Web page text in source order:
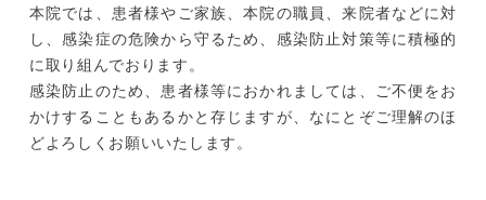
本院では、患者様やご家族、本院の職員、来院者などに対
し、感染症の危険から守るため、感染防止対策等に積極的
に取り組んでおります。
感染防止のため、患者様等におかれましては、ご不便をお
かけすることもあるかと存じますが、なにとぞご理解のほ
どよろしくお願いいたします。